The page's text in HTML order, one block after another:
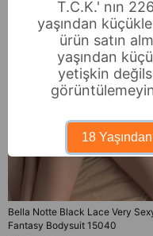
Bella Notte Black Lace Very
Fantasy Bodysuit 15040
T.C.K.' nın
yaşından
ürün satın
yaşından
yetişkin
18